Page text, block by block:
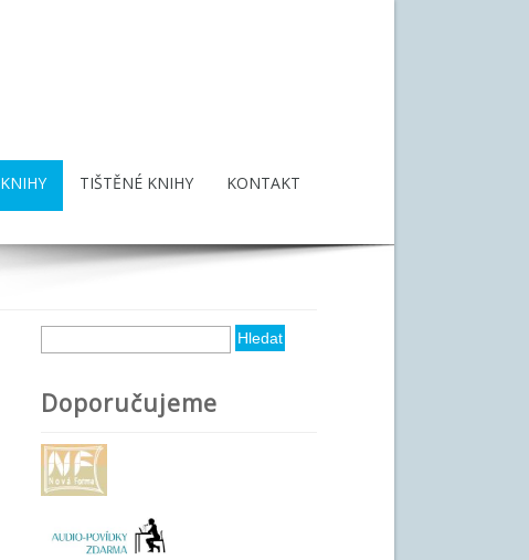
TIŠTĚNÉ KNIHY KONTAKT
Vyhledávání
Hledat
Doporučujeme